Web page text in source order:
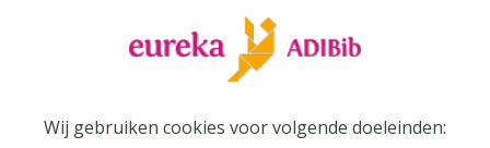
in je talent'
en lees meer over thema's als redelijke
Wij gebruiken cookies voor volgende doeleinden: